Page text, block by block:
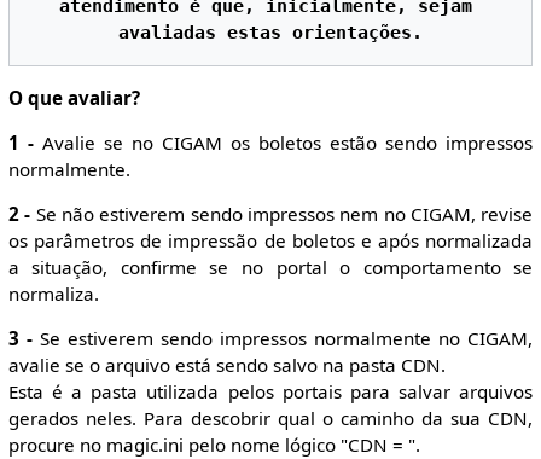
atendimento é que, inicialmente, sejam
O que avaliar?
1 - Avalie se no CIGAM os boletos estão sendo impressos
normalmente.
2 - Se não estiverem sendo impressos nem no CIGAM, revise
os parâmetros de impressão de boletos e após normalizada
a situação, confirme se no portal o comportamento se
normaliza.
3 - Se estiverem sendo impressos normalmente no CIGAM,
avalie se o arquivo está sendo salvo na pasta CDN.
Esta é a pasta utilizada pelos portais para salvar arquivos
gerados neles. Para descobrir qual o caminho da sua CDN,
procure no magic.ini pelo nome lógico "CDN = ".